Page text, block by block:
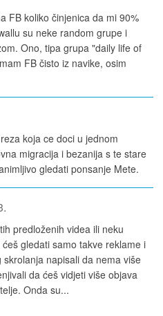
FB koliko činjenica da mi 90%
su neke random grupe i
Ono, tipa grupa "daily life of
FB čisto iz navike, osim
koja ce doci u jednom
migracija i bezanija s te stare
gledati ponsanje Mete.
predloženih videa ili neku
gledati samo takve reklame i
napisali da nema više
da ćeš vidjeti više objava
Onda su...